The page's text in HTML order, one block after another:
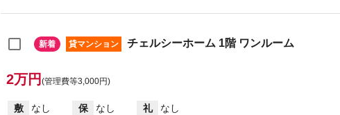
新着 貸マンション チェルシーホーム 1階 ワンルーム
2万円 (管理費等3,000円)
敷 なし 保 なし 礼
なし